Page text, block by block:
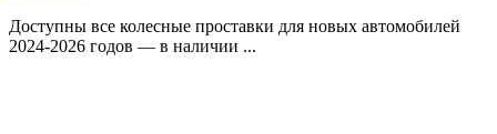
Доступны все колесные проставки для новых автомобилей
2024-2026 годов — в наличии ...